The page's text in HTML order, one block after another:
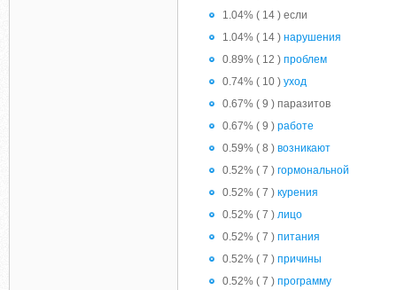
1.04% ( 14 ) если
1.04% ( 14 ) нарушения
0.89% ( 12 ) проблем
0.74% ( 10 ) уход
0.67% ( 9 ) паразитов
0.67% ( 9 ) работе
0.59% ( 8 ) возникают
0.52% ( 7 ) гормональной
0.52% ( 7 ) курения
0.52% ( 7 ) лицо
0.52% ( 7 ) питания
0.52% ( 7 ) причины
0.52% ( 7 ) программу